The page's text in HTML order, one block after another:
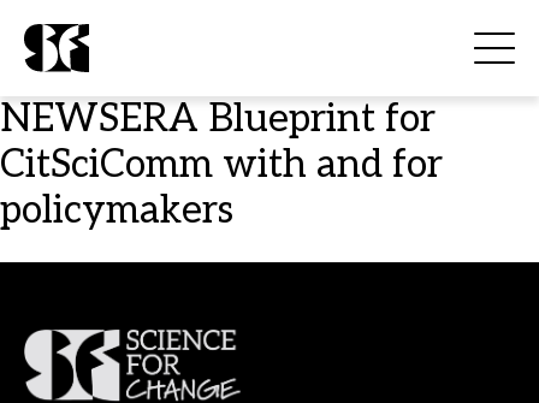
NEWSERA Blueprint for
CitSciComm with and for
policymakers